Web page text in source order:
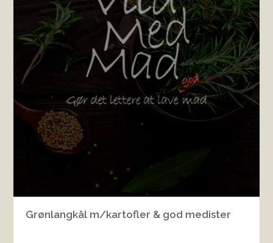
Grønlangkål m/kartofler & god medister